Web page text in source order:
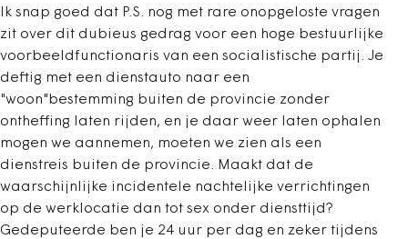
Ik snap goed dat P.S. nog met rare onopgeloste vragen
zit over dit dubieus gedrag voor een hoge bestuurlijke
voorbeeldfunctionaris van een socialistische partij. Je
deftig met een dienstauto naar een
"woon"bestemming buiten de provincie zonder
ontheffing laten rijden, en je daar weer laten ophalen
mogen we aannemen, moeten we zien als een
dienstreis buiten de provincie. Maakt dat de
waarschijnlijke incidentele nachtelijke verrichtingen
op de werklocatie dan tot sex onder diensttijd?
Gedeputeerde ben je 24 uur per dag en zeker tijdens